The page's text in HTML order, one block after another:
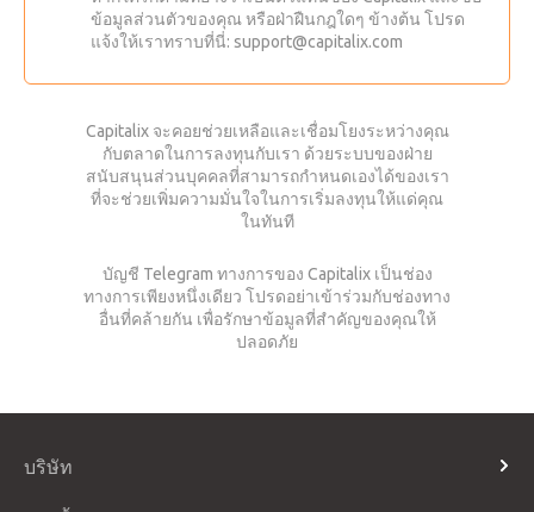
ข้อมูลส่วนตัวของคุณ หรือฝ่าฝืนกฎใดๆ ข้างต้น โปรด
แจ้งให้เราทราบที่นี่: support@capitalix.com
Capitalix จะคอยช่วยเหลือและเชื่อมโยงระหว่างคุณ
กับตลาดในการลงทุนกับเรา ด้วยระบบของฝ่าย
สนับสนุนส่วนบุคคลที่สามารถกำหนดเองได้ของเรา
ที่จะช่วยเพิ่มความมั่นใจในการเริ่มลงทุนให้แด่คุณ
ในทันที
บัญชี Telegram ทางการของ Capitalix เป็นช่อง
ทางการเพียงหนึ่งเดียว โปรดอย่าเข้าร่วมกับช่องทาง
อื่นที่คล้ายกัน เพื่อรักษาข้อมูลที่สำคัญของคุณให้
ปลอดภัย
บริษัท
เกี่ยวกับเรา